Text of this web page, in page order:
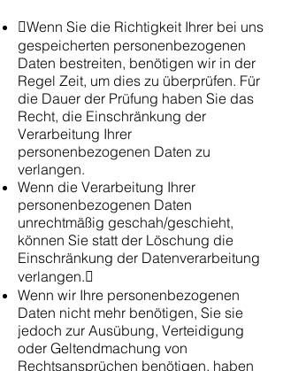
Wenn Sie die Richtigkeit Ihrer bei uns
gespeicherten personenbezogenen
Daten bestreiten, benötigen wir in der
Regel Zeit, um dies zu überprüfen. Für
die Dauer der Prüfung haben Sie das
Recht, die Einschränkung der
Verarbeitung Ihrer
personenbezogenen Daten zu
verlangen.
Wenn die Verarbeitung Ihrer
personenbezogenen Daten
unrechtmäßig geschah/geschieht,
können Sie statt der Löschung die
Einschränkung der Datenverarbeitung
verlangen.
Wenn wir Ihre personenbezogenen
Daten nicht mehr benötigen, Sie sie
jedoch zur Ausübung, Verteidigung
oder Geltendmachung von
Rechtsansprüchen benötigen, haben